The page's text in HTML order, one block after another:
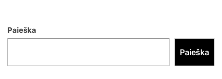
Paieška
Paieška